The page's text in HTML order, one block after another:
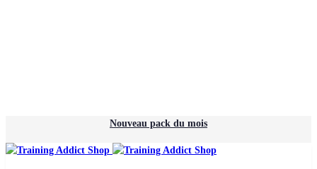
Nouveau pack du mois